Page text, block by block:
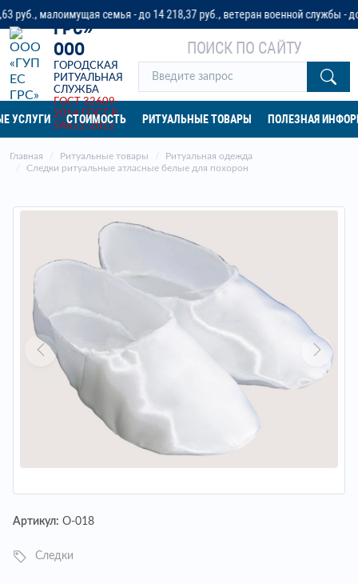
семья - до 14 218,37 руб., ветеран военной службы - до 32
«ГУП ЕС
ГРС»
ООО
ГОРОДСКАЯ
РИТУАЛЬНАЯ
СЛУЖБА
ГОСТ 32609-
2014 ГОСТ Р
54611-2011
ПОИСК ПО САЙТУ
УСЛУГИ СТОИМОСТЬ РИТУАЛЬНЫЕ ТОВАРЫ ПОЛЕЗНАЯ
Главная Ритуальные товары
Ритуальная одежда
Следки ритуальные атласные белые для похорон
Артикул: О-018
Следки